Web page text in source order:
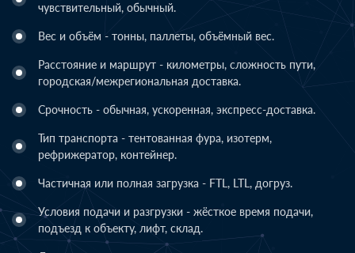
чувствительный, обычный.
Вес и объём - тонны, паллеты, объёмный вес.
Расстояние и маршрут - километры, сложность пути,
городская/межрегиональная доставка.
Срочность - обычная, ускоренная, экспресс-доставка.
Тип транспорта - тентованная фура, изотерм,
рефрижератор, контейнер.
Частичная или полная загрузка - FTL, LTL, догруз.
Условия подачи и разгрузки - жёсткое время подачи,
подъезд к объекту, лифт, склад.